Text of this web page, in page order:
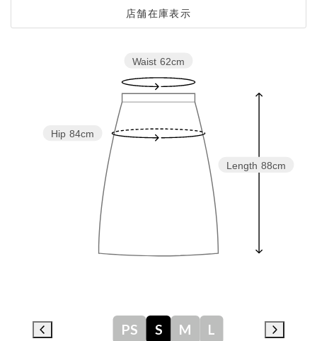
店舗在庫表示
Length 88cm
Hip 84cm
Waist 62cm
PS S M L